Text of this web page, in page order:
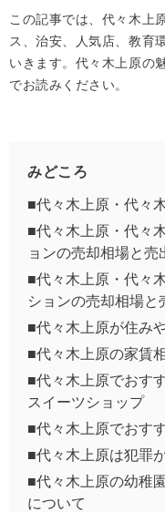
この記事では、代々木上
ス、治安、人気店、教育
いきます。代々木上原の
でお読みください。
みどころ
■代々木上原・代々
■代々木上原・代々
ョンの売却相場と売
■代々木上原・代々
ションの売却相場と
■代々木上原が住み
■代々木上原の家賃
■代々木上原でおす
スイーツショップ
■代々木上原でおす
■代々木上原は犯罪
■代々木上原の幼稚
について